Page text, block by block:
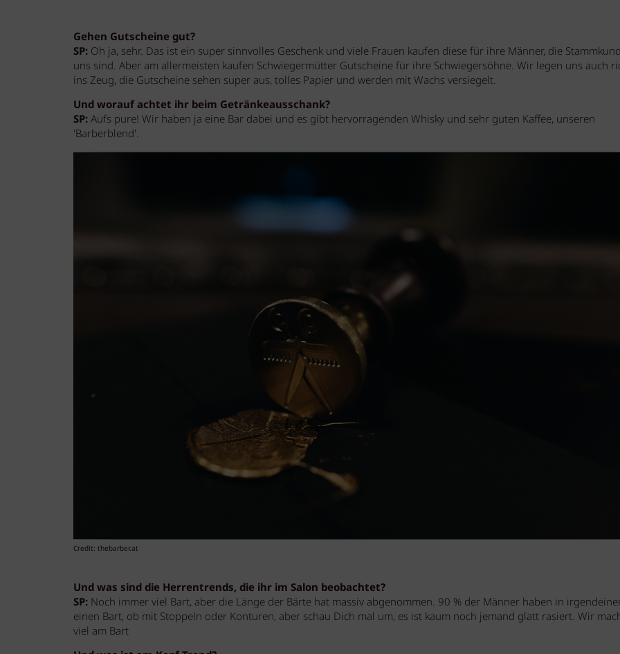
Gehen Gutscheine gut?
SP: Oh ja, sehr. Das ist ein super sinnvolles Geschenk und viele Frauen kaufen diese für ihre Männer, die
uns sind. Aber am allermeisten kaufen Schwiegermütter Gutscheine für ihre Schwiegersöhne. Wir legen uns auch
ins Zeug, die Gutscheine sehen super aus, tolles Papier und werden mit Wachs versiegelt.
Und worauf achtet ihr beim Getränkeausschank?
SP: Aufs pure! Wir haben ja eine Bar dabei und es gibt hervorragenden Whisky und sehr guten Kaffee, unseren
'Barberblend'.
Credit: thebarber.at
Und was sind die Herrentrends, die ihr im Salon beobachtet?
SP: Noch immer viel Bart, aber die Länge der Bärte hat massiv abgenommen. 90 % der Männer haben in
einen Bart, ob mit Stoppeln oder Konturen, aber schau Dich mal um, es ist kaum noch jemand glatt rasiert. Wir
viel am Bart